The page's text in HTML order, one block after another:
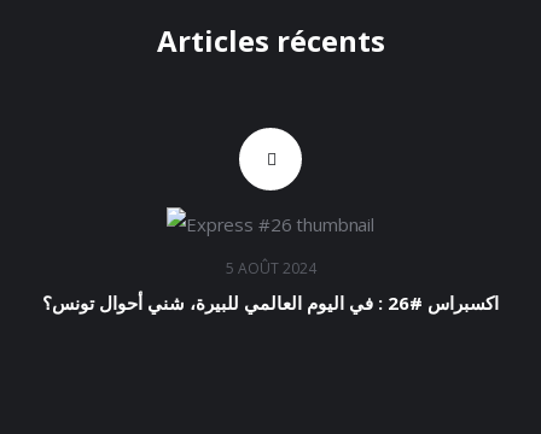
Articles récents
5 AOÛT 2024
اكسبراس #26 : في اليوم العالمي للبيرة، شني أحوال تونس؟